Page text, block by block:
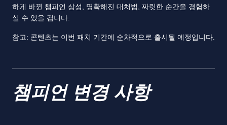
하게 바뀐 챔피언 상성, 명확해진 대처법, 짜릿한 순간을 경험하
실 수 있을 겁니다.
참고: 콘텐츠는 이번 패치 기간에 순차적으로 출시될 예정입니다.
챔피언 변경 사항